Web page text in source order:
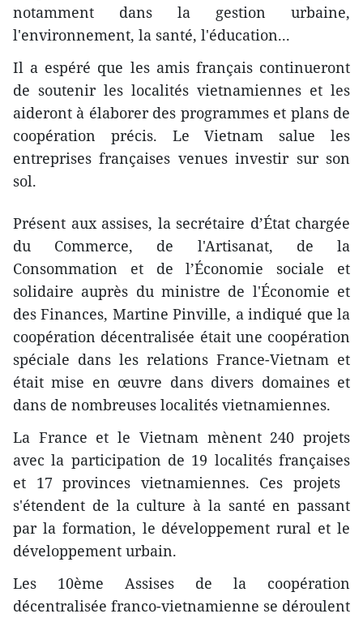
notamment dans la gestion urbaine,
l'environnement, la santé, l'éducation...
Il a espéré que les amis français continueront
de soutenir les localités vietnamiennes et les
aideront à élaborer des programmes et plans de
coopération précis. Le Vietnam salue les
entreprises françaises venues investir sur son
sol.
Présent aux assises, la secrétaire d’État chargée
du Commerce, de l'Artisanat, de la
Consommation et de l’Économie sociale et
solidaire auprès du ministre de l'Économie et
des Finances, Martine Pinville, a indiqué que la
coopération décentralisée était une coopération
spéciale dans les relations France-Vietnam et
était mise en œuvre dans divers domaines et
dans de nombreuses localités vietnamiennes.
La France et le Vietnam ​mènent 240 projets
avec la participation de 19 localités françaises
et 17 provinces vietnamiennes. Ces projets ​
s'étendent de la culture à la santé en passant
par la formation, le développement rural et le
développement urbain.
Les 10ème Assises de la coopération
décentralisée franco-vietnamienne se déroulent